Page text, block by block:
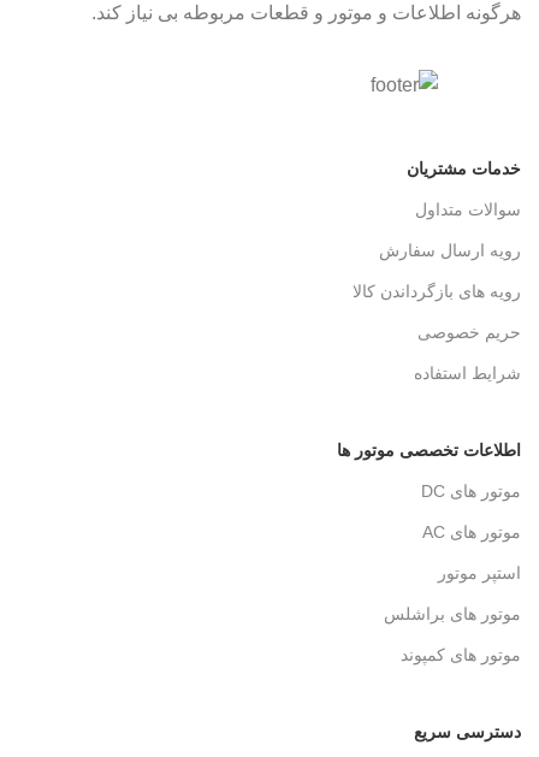
هرگونه اطلاعات و موتور و قطعات مربوطه بی نیاز کند.
خدمات مشتریان
سوالات متداول
رویه ارسال سفارش
رویه های بازگرداندن کالا
حریم خصوصی
شرایط استفاده
اطلاعات تخصصی موتور ها
موتور های DC
موتور های AC
استپر موتور
موتور های براشلس
موتور های کمپوند
دسترسی سریع